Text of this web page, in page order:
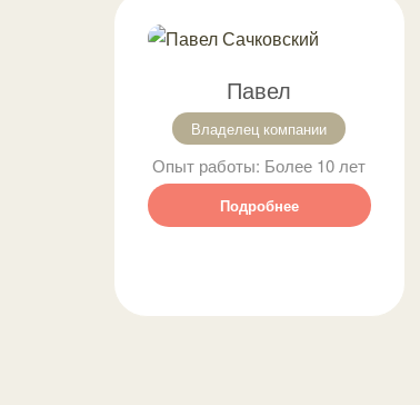
Павел
Владелец компании
Опыт работы: Более 10 лет
Подробнее